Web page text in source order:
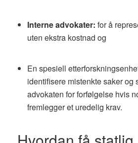
Interne advokater: for å
uten ekstra kostnad og
En spesiell
identifisere mistenkte saker og
advokaten for forfølgelse hvis
fremlegger et uredelig krav.